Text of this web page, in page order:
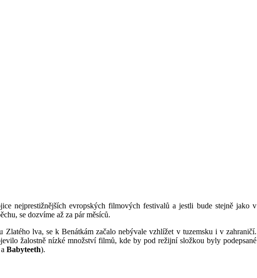
nejprestižnějších evropských filmových festivalů a jestli bude stejně jako v
se dozvíme až za pár měsíců.
lva, se k Benátkám začalo nebývale vzhlížet v tuzemsku i v zahraničí.
žalostně nízké množství filmů, kde by pod režijní složkou byly podepsané
a Babyteeth).